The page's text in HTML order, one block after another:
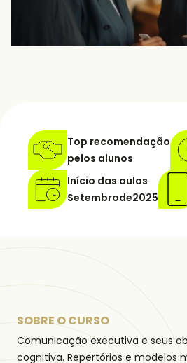
Top recomendação
pelos alunos
Início das aulas
Setembrode2025
SOBRE O CURSO
Comunicação executiva e seus
cognitiva. Repertórios e modelos